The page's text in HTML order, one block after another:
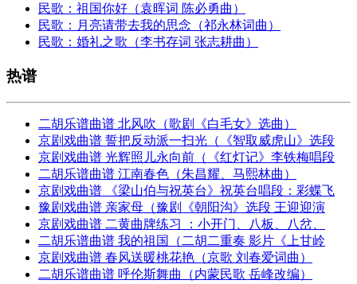
民歌：祖国你好（袁晖词 陈必勇曲）
民歌：月亮请带去我的思念（祁永林词曲）
民歌：婚礼之歌（李书存词 张志耕曲）
热谱
二胡乐谱曲谱 北风吹（歌剧《白毛女》选曲）
京剧戏曲谱 誓把反动派一扫光（《智取威虎山》选段
京剧戏曲谱 光辉照儿永向前（《红灯记》李铁梅唱段
二胡乐谱曲谱 江南春色（朱昌耀、马熙林曲）
京剧戏曲谱 《梁山伯与祝英台》祝英台唱段：彩蝶飞
豫剧戏曲谱 亲家母（豫剧《朝阳沟》选段 王迎迎演
京剧戏曲谱 二黄曲牌练习 ：小开门、八板、八岔、
二胡乐谱曲谱 我的祖国（二胡二重奏 影片《上甘岭
京剧戏曲谱 春风送暖桃花艳（京歌 刘春爱词曲）
二胡乐谱曲谱 呼伦斯舞曲（内蒙民歌 岳峰改编）